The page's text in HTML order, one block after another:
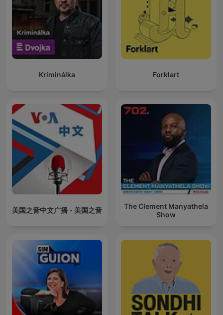
Kriminálka Forklart
美国之音中文广播 - 美国之音
The Clement Manyathela
Show